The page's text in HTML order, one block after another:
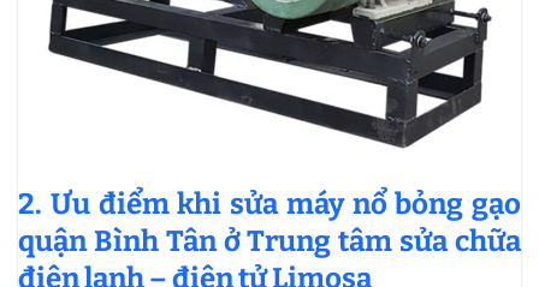
2. Ưu điểm khi sửa máy nổ bỏng gạo
quận Bình Tân ở Trung tâm sửa chữa
điện lạnh – điện tử Limosa